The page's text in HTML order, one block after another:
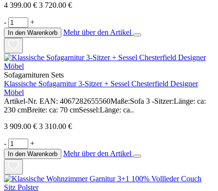
4 399.00 € 3 720.00 €
- +
In den Warenkorb Mehr über den Artikel
Sofagarnituren Sets
Klassische Sofagarnitur 3-Sitzer + Sessel Chesterfield Designer
Möbel
Artikel-Nr. EAN: 4067282655560Maße:Sofa 3 -Sitzer:Länge: ca:
230 cmBreite: ca: 70 cmSessel:Länge: ca..
3 909.00 € 3 310.00 €
- +
In den Warenkorb Mehr über den Artikel